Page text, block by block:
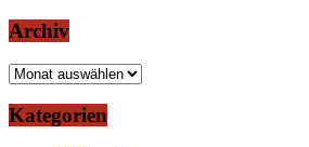
Archiv
Archiv
Kategorien